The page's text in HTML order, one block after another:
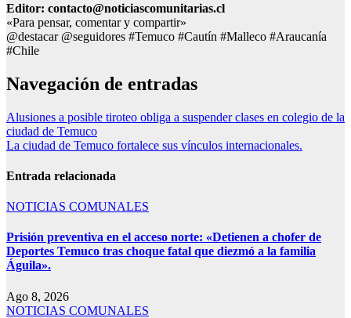
Editor: contacto@noticiascomunitarias.cl
«Para pensar, comentar y compartir»
@destacar @seguidores #Temuco #Cautín #Malleco #Araucanía
#Chile
Navegación de entradas
Alusiones a posible tiroteo obliga a suspender clases en colegio de la
ciudad de Temuco
La ciudad de Temuco fortalece sus vínculos internacionales.
Entrada relacionada
NOTICIAS COMUNALES
Prisión preventiva en el acceso norte: «Detienen a chofer de
Deportes Temuco tras choque fatal que diezmó a la familia
Águila».
Ago 8, 2026
NOTICIAS COMUNALES